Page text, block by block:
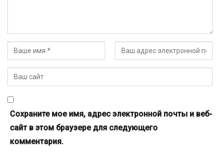
Сохраните мое имя, адрес электронной почты и веб-
сайт в этом браузере для следующего
комментария.